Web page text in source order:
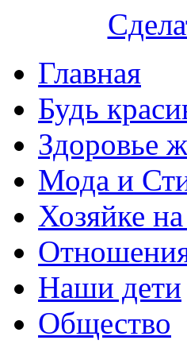
Главная
Будь
Здоровье
Мода и
Хозяйке
Наши дети
Общество